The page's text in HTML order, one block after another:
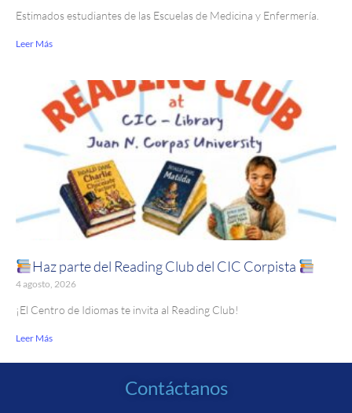
Estimados estudiantes de las Escuelas de Medicina y Enfermería.
Leer Más
Haz parte del Reading Club del CIC Corpista
4 agosto, 2026
¡El Centro de Idiomas te invita al Reading Club!
Leer Más
Contáctanos